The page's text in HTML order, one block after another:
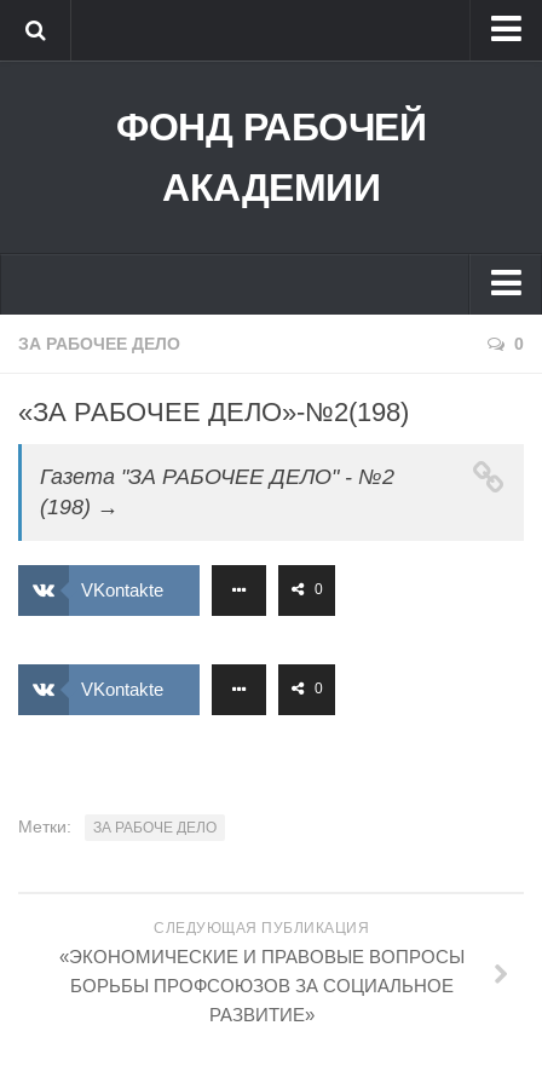
РОССИЙСКИЙ СОВЕТ РАБОЧИХ
РАБОЧАЯ ПАРТИЯ РОССИИ
ФОНД РАБОЧЕЙ
АКАДЕМИИ
КРАСНЫЙ УНИВЕРСИТЕТ
АУДИО
УНИВЕРСИТЕТ РАБОЧИХ КОРРЕСПОНДЕНТОВ
ГЛАВНОЕ В ЛЕНИНИЗМЕ
ИЗУЧЕНИЕ ДИАЛЕКТИКИ
НАРОДНАЯ ПРАВДА
ЗА РАБОЧЕЕ ДЕЛО 0
«ЗА РАБОЧЕЕ ДЕЛО»-№2(198)
Газета "ЗА РАБОЧЕЕ ДЕЛО" - №2
(198) →
VKontakte 0
VKontakte 0
Метки: ЗА РАБОЧЕ ДЕЛО
СЛЕДУЮЩАЯ ПУБЛИКАЦИЯ
«ЭКОНОМИЧЕСКИЕ И ПРАВОВЫЕ ВОПРОСЫ
БОРЬБЫ ПРОФСОЮЗОВ ЗА СОЦИАЛЬНОЕ
РАЗВИТИЕ»